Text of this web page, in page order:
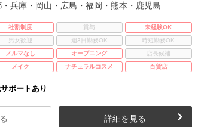
兵庫・岡山・広島・福岡・熊本・鹿児島
社割制度 賞与
未経験OK
男女歓迎 週3日勤務OK
時短勤務OK
ノルマなし オープニング
店長候補
メイク ナチュラルコスメ 百貨店
ポートあり
詳細を見る